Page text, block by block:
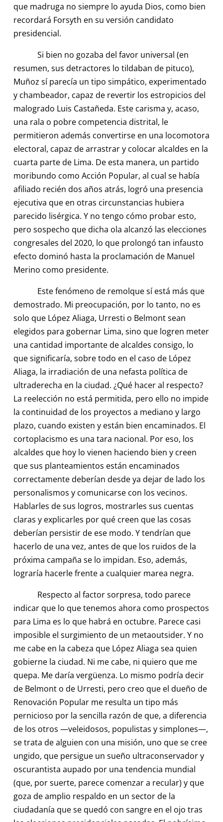
que madruga no siempre lo ayuda Dios, como bien
recordará Forsyth en su versión candidato
presidencial.
Si bien no gozaba del favor universal (en
resumen, sus detractores lo tildaban de pituco),
Muñoz sí parecía un tipo simpático, experimentado
y chambeador, capaz de revertir los estropicios del
malogrado Luis Castañeda. Este carisma y, acaso,
una rala o pobre competencia distrital, le
permitieron además convertirse en una locomotora
electoral, capaz de arrastrar y colocar alcaldes en la
cuarta parte de Lima. De esta manera, un partido
moribundo como Acción Popular, al cual se había
afiliado recién dos años atrás, logró una presencia
ejecutiva que en otras circunstancias hubiera
parecido lisérgica. Y no tengo cómo probar esto,
pero sospecho que dicha ola alcanzó las elecciones
congresales del 2020, lo que prolongó tan infausto
efecto dominó hasta la proclamación de Manuel
Merino como presidente.
Este fenómeno de remolque sí está más que
demostrado. Mi preocupación, por lo tanto, no es
solo que López Aliaga, Urresti o Belmont sean
elegidos para gobernar Lima, sino que logren meter
una cantidad importante de alcaldes consigo, lo
que significaría, sobre todo en el caso de López
Aliaga, la irradiación de una nefasta política de
ultraderecha en la ciudad. ¿Qué hacer al respecto?
La reelección no está permitida, pero ello no impide
la continuidad de los proyectos a mediano y largo
plazo, cuando existen y están bien encaminados. El
cortoplacismo es una tara nacional. Por eso, los
alcaldes que hoy lo vienen haciendo bien y creen
que sus planteamientos están encaminados
correctamente deberían desde ya dejar de lado los
personalismos y comunicarse con los vecinos.
Hablarles de sus logros, mostrarles sus cuentas
claras y explicarles por qué creen que las cosas
deberían persistir de ese modo. Y tendrían que
hacerlo de una vez, antes de que los ruidos de la
próxima campaña se lo impidan. Eso, además,
lograría hacerle frente a cualquier marea negra.
Respecto al factor sorpresa, todo parece
indicar que lo que tenemos ahora como prospectos
para Lima es lo que habrá en octubre. Parece casi
imposible el surgimiento de un metaoutsider. Y no
me cabe en la cabeza que López Aliaga sea quien
gobierne la ciudad. Ni me cabe, ni quiero que me
quepa. Me daría vergüenza. Lo mismo podría decir
de Belmont o de Urresti, pero creo que el dueño de
Renovación Popular me resulta un tipo más
pernicioso por la sencilla razón de que, a diferencia
de los otros —veleidosos, populistas y simplones—,
se trata de alguien con una misión, uno que se cree
ungido, que persigue un sueño ultraconservador y
oscurantista aupado por una tendencia mundial
(que, por suerte, parece comenzar a recular) y que
goza de amplio respaldo en un sector de la
ciudadanía que se quedó con sangre en el ojo tras